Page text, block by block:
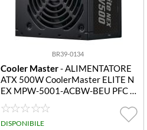
BR39-0134
Cooler Master- ALIMENTATORE
ATX 500W CoolerMaster ELITE N
EX MPW-5001-ACBW-BEU PFC A
TTIVO Effici MPW-5001-ACBW-B
EU
DISPONIBILE